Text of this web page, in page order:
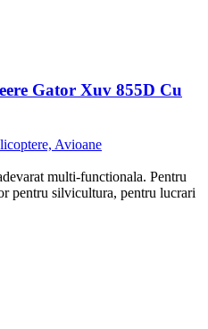
Gator Xuv 855D Cu
Avioane
multi-functionala. Pentru
pentru silvicultura, pentru lucrari